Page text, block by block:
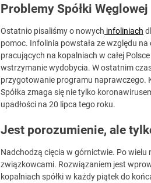
Problemy Spółki Węglowej
Ostatnio pisaliśmy o nowych infoliniach
pomoc. Infolinia powstała ze względu
pracujących na kopalniach w całej
wstrzymanie wydobycia. W ostatnim
przygotowanie programu naprawczego.
Spółka zmaga się nie tylko
upadłości na 20 lipca tego roku.
Jest porozumienie, ale
Nadchodzą cięcia w górnictwie. Po wielu
związkowcami. Rozwiązaniem jest
kopalniach spółki w każdy piątek do